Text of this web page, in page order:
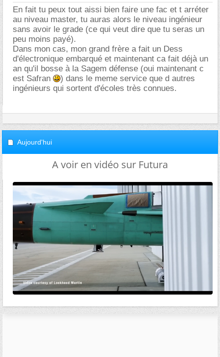
En fait tu peux tout aissi bien faire une fac et t arréter
au niveau master, tu auras alors le niveau ingénieur
sans avoir le grade (ce qui veut dire que tu seras un
peu moins payé).
Dans mon cas, mon grand frère a fait un Dess
d'électronique embarqué et maintenant ca fait déjà un
an qu'il bosse à la Sagem défense (oui maintenant c
est Safran
) dans le meme service que d autres
ingénieurs qui sortent d'écoles très connues.
Aujourd'hui
A voir en vidéo sur Futura